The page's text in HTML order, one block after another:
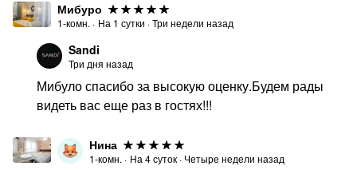
Мибуро
1-комн. · На 1 сутки ·Три недели назад
Sandi
Три дня назад
Мибуло спасибо за высокую оценку.Будем рады
видеть вас еще раз в гостях!!!
Нина
1-комн. · На 4суток · Четыре недели назад